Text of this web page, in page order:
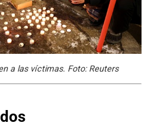
a las víctimas. Foto: Reuters